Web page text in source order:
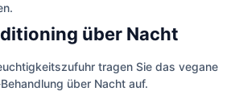
über Nacht
tragen Sie das vegane
über Nacht auf.